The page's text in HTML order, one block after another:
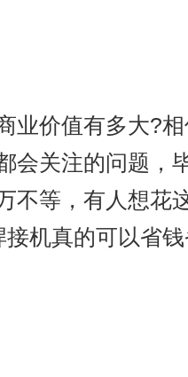
价值有多大?相
会关注的问题，
不等，有人想花
机真的可以省